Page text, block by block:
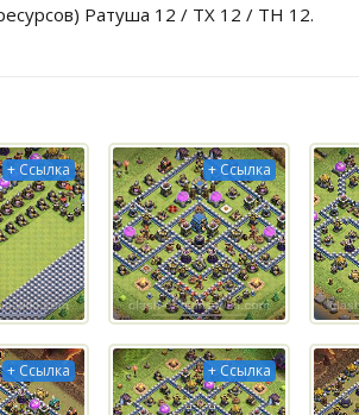
Ратуша 12 / ТХ 12 / TH 12.
+ Ссылка + Ссылка
+ Ссылка + Ссылка